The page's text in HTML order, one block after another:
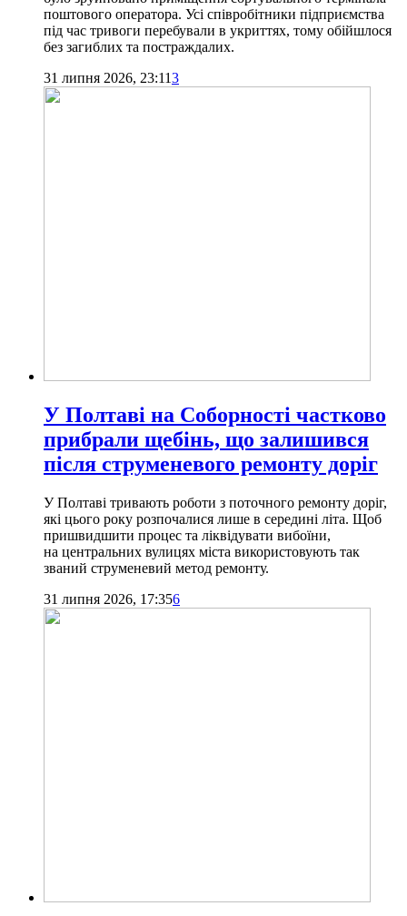
поштового оператора. Усі співробітники підприємства
під час тривоги перебували в укриттях, тому обійшлося
без загиблих та постраждалих.
31 липня 2026, 23:113
У Полтаві на Соборності частково
прибрали щебінь, що залишився
після струменевого ремонту доріг
У Полтаві тривають роботи з поточного ремонту доріг,
які цього року розпочалися лише в середині літа. Щоб
пришвидшити процес та ліквідувати вибоїни,
на центральних вулицях міста використовують так
званий струменевий метод ремонту.
31 липня 2026, 17:356